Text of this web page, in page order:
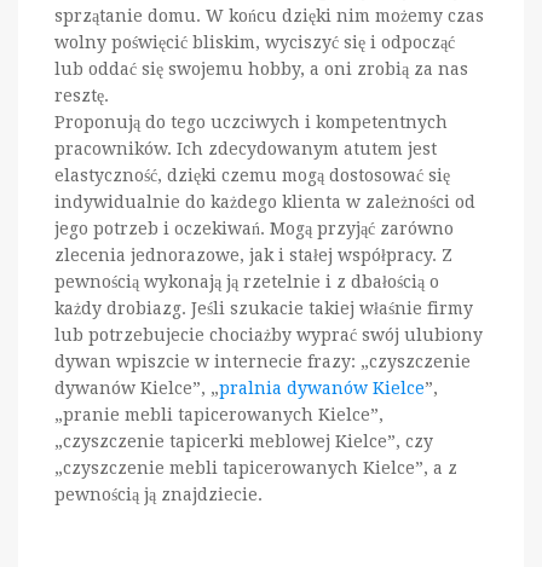
sprzątanie domu. W końcu dzięki nim możemy czas
wolny poświęcić bliskim, wyciszyć się i odpocząć
lub oddać się swojemu hobby, a oni zrobią za nas
resztę.
Proponują do tego uczciwych i kompetentnych
pracowników. Ich zdecydowanym atutem jest
elastyczność, dzięki czemu mogą dostosować się
indywidualnie do każdego klienta w zależności od
jego potrzeb i oczekiwań. Mogą przyjąć zarówno
zlecenia jednorazowe, jak i stałej współpracy. Z
pewnością wykonają ją rzetelnie i z dbałością o
każdy drobiazg. Jeśli szukacie takiej właśnie firmy
lub potrzebujecie chociażby wyprać swój ulubiony
dywan wpiszcie w internecie frazy: „czyszczenie
dywanów Kielce”, „pralnia dywanów Kielce”,
„pranie mebli tapicerowanych Kielce”,
„czyszczenie tapicerki meblowej Kielce”, czy
„czyszczenie mebli tapicerowanych Kielce”, a z
pewnością ją znajdziecie.